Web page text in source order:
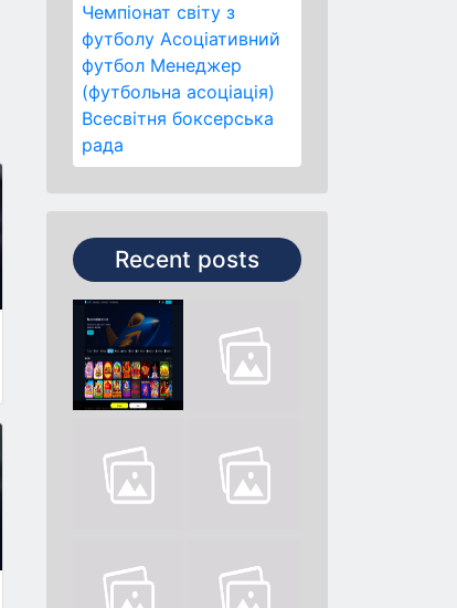
Чемпіонат світу з
футболу Асоціативний
футбол Менеджер
(футбольна асоціація)
Всесвітня боксерська
рада
Recent posts